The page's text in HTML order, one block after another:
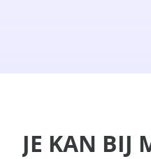
JE KAN BIJ